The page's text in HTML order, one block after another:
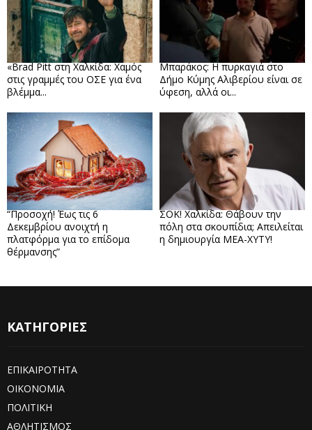
«Brad Pitt στη Χαλκίδα: Χαμός
στις γραμμές του ΟΣΕ για ένα
βλέμμα...
Μπαράκος: Η πυρκαγιά στο
Δήμο Κύμης Αλιβερίου είναι σε
ύφεση, αλλά οι...
“Προσοχή! Έως τις 6
Δεκεμβρίου ανοιχτή η
πλατφόρμα για το επίδομα
θέρμανσης”
ΣΟΚ! Χαλκίδα: Θάβουν την
πόλη στα σκουπίδια; Απειλείται
η δημιουργία ΜΕΑ-ΧΥΤΥ!
ΚΑΤΗΓΟΡΙΕΣ
ΕΠΙΚΑΙΡΟΤΗΤΑ
ΟΙΚΟΝΟΜΙΑ
ΠΟΛΙΤΙΚΗ
ΑΘΛΗΤΙΣΜΟΣ